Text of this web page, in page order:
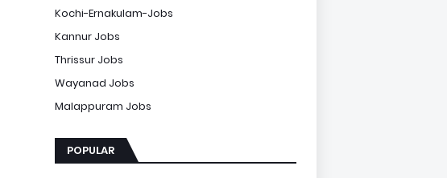
Kochi-Ernakulam-Jobs
Kannur Jobs
Thrissur Jobs
Wayanad Jobs
Malappuram Jobs
POPULAR